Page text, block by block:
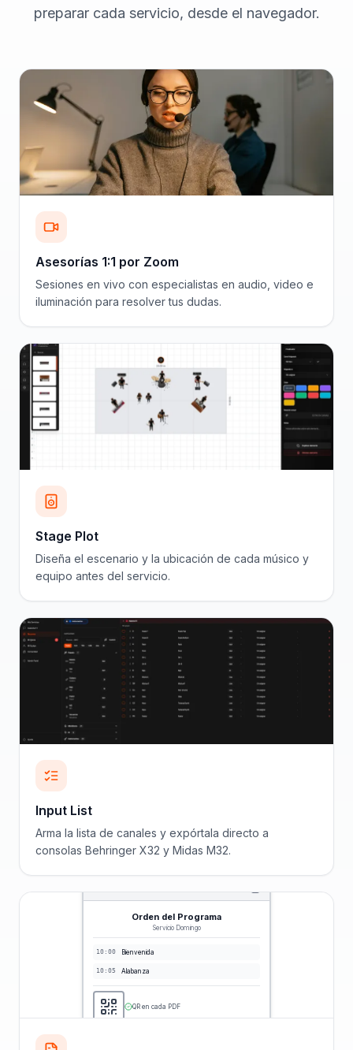
preparar cada servicio, desde el navegador.
Asesorías 1:1 por Zoom
Sesiones en vivo con especialistas en audio, video e
iluminación para resolver tus dudas.
Stage Plot
Diseña el escenario y la ubicación de cada músico y
equipo antes del servicio.
Input List
Arma la lista de canales y expórtala directo a
consolas Behringer X32 y Midas M32.
Orden del Programa
Servicio Domingo
10:00 Bienvenida
10:05 Alabanza
QR en cada PDF